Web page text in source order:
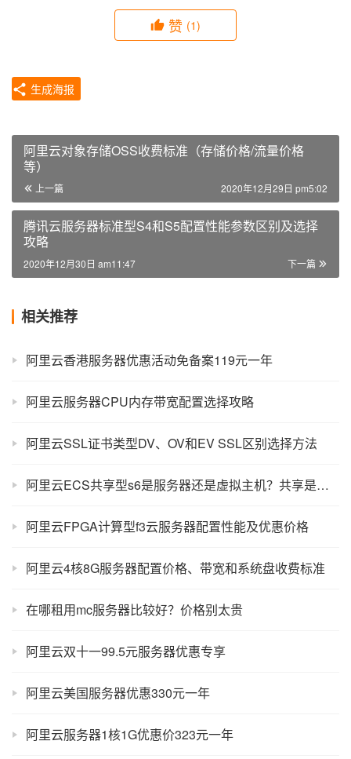
赞 (1)
生成海报
阿里云对象存储OSS收费标准（存储价格/流量价格
等）
上一篇 2020年12月29日 pm5:02
腾讯云服务器标准型S4和S5配置性能参数区别及选择
攻略
下一篇
2020年12月30日 am11:47
相关推荐
阿里云香港服务器优惠活动免备案119元一年
阿里云服务器CPU内存带宽配置选择攻略
阿里云SSL证书类型DV、OV和EV SSL区别选择方法
阿里云ECS共享型s6是服务器还是虚拟主机？共享是什么意思？
阿里云FPGA计算型f3云服务器配置性能及优惠价格
阿里云4核8G服务器配置价格、带宽和系统盘收费标准
在哪租用mc服务器比较好？价格别太贵
阿里云双十一99.5元服务器优惠专享
阿里云美国服务器优惠330元一年
阿里云服务器1核1G优惠价323元一年